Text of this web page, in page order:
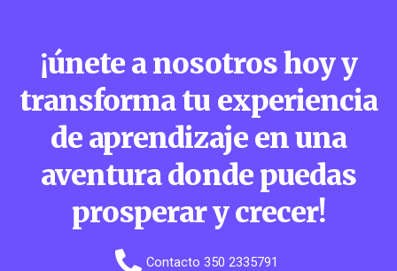
¡únete a nosotros hoy y
transforma tu experiencia
de aprendizaje en una
aventura donde puedas
prosperar y crecer!
Contacto 350 2335791